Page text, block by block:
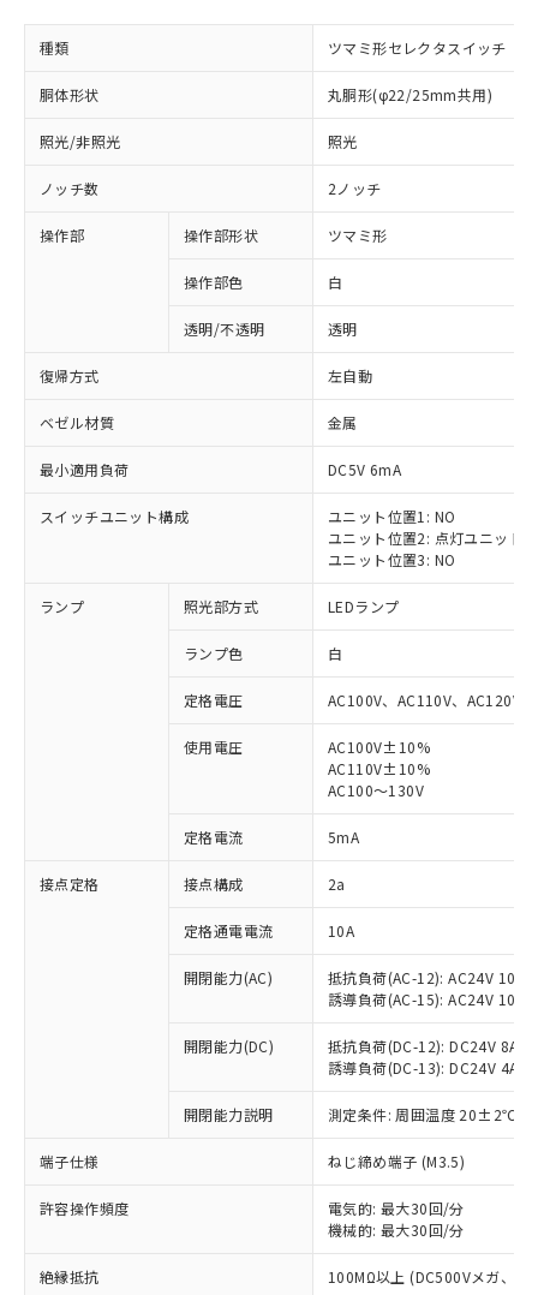
種類 ツマミ形セレクタスイッチ
胴体形状 丸胴形(φ22/25mm共用)
照光/非照光 照光
ノッチ数 2ノッチ
操作部 操作部形状 ツマミ形
操作部色 白
透明/不透明 透明
復帰方式 左自動
ベゼル材質 金属
最小適用負荷 DC5V 6mA
スイッチユニット構成
ユニット位置1: NO
ユニット位置2: 点灯ユニット
ユニット位置3: NO
ランプ 照光部方式 LEDランプ
ランプ色 白
定格電圧 AC100V、AC110V、AC120V
使用電圧
AC100V±10%
AC110V±10%
AC100～130V
定格電流 5mA
接点定格 接点構成 2a
定格通電電流 10A
開閉能力(AC)
抵抗負荷(AC-12): AC24V 10A/
誘導負荷(AC-15): AC24V
開閉能力(DC)
抵抗負荷(DC-12): DC24V 8A/
誘導負荷(DC-13): DC24V 4A/
開閉能力説明 測定条件: 周囲温度 20±2℃、
端子仕様 ねじ締め端子 (M3.5)
許容操作頻度
電気的: 最大30回/分
機械的: 最大30回/分
絶縁抵抗 100MΩ以上 (DC500Vメガ、点
ご利用条件
以下の条件をお読みいただき、同意のうえ
ご利用ください。
商品の当社在庫状況および標準価格
(税抜)を提供させていただくもので
当社制御機器事業取扱商品の中には、
本サービスの対象外となる商品もある
ことをご了承ください。
在庫状況および標準価格照会結果は、
記載している更新日時点での社内デー
タに基づき作成されるものであり、閲
覧された時点での実際の在庫および標
※1 対応状況
対応済み：EU RoHS指令（10物質）の
非含有に対応した製品が提供可能な商品で
対応予定：EU RoHS指令（10物質）の非含
有に対応した製品に切り替える予定のある
対応予定なし：EU RoHS指令（10物質）の
非含有に非対応の商品で、対応品を出す予
調査・確認中：EU RoHS指令（10物質）の
非含有の対応状況を調査中または確認中の
非該当品：ライセンス料など無形物で、有
害物質有無と関係のない商品です。
仕入先様の事情により、非含有部品として
いたものが、含有品と判明した場合などや
むを得ず変更することがあります。
ミウム(Cd) 100ppm以下、
※1 中国RoHS○×表
「○」：最大均質材料含有率が中国RoHSの
基準値以下であることを示します。
「×」：最大均質材料含有率が中国RoHSの
基準値を超えていることを示します。
「－」：未確認です。当社販売部門へお問
い合わせください。
*中国RoHS10物質の基準値 (GB/T26572)：
Pb(鉛) :1000ppm、 Hg(水銀) : 1000ppm、 Cd(カドミウ
当社は、これら貴社製品のうち、外国
為替および外国貿易法に定める商品
（以下｢規制貨物等」という）を輸出
または国外への提供する場合は、日本
国政府の輸出許可(または役務取引許